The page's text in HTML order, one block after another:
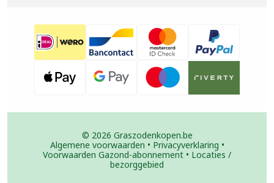
© 2026 Graszodenkopen.be
Algemene voorwaarden • Privacyverklaring •
Voorwaarden Gazond-abonnement • Locaties /
bezorggebied